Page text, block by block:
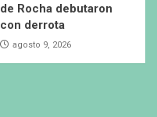
de Rocha debutaron
con derrota
agosto 9, 2026